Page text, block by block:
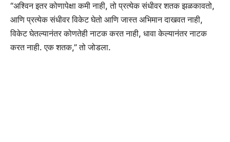
“अश्विन इतर कोणापेक्षा कमी नाही, तो प्रत्येक संधीवर शतक झळकावतो,
आणि प्रत्येक संधीवर विकेट घेतो आणि जास्त अभिमान दाखवत नाही,
विकेट घेतल्यानंतर कोणतेही नाटक करत नाही, धावा केल्यानंतर नाटक
करत नाही. एक शतक,” तो जोडला.